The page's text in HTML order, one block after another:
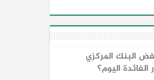
البنك المركزي
اليوم؟